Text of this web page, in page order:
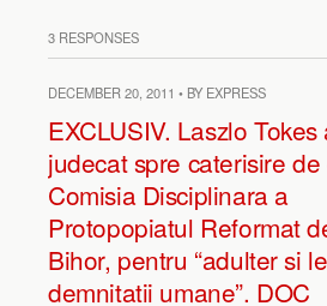
3 RESPONSES
DECEMBER 20, 2011 • BY EXPRESS
EXCLUSIV. Laszlo Tokes
judecat spre caterisire de
Comisia Disciplinara a
Protopopiatul Reformat
Bihor, pentru “adulter si
demnitatii umane”. DOC